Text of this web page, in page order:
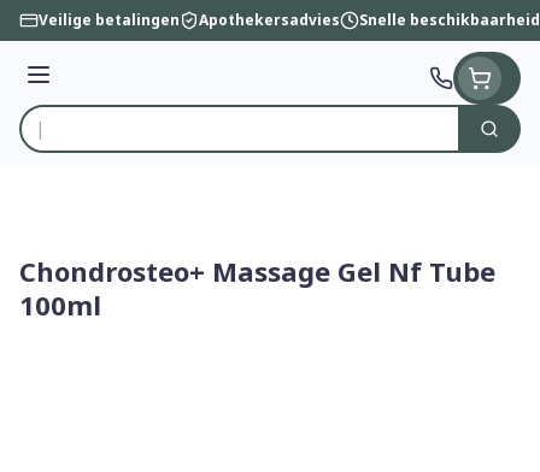
Ga naar de inhoud
Veilige betalingen Apothekersadvies Snelle beschikbaarheid
Menu
Product, merk, categorie...
Zoek
Chondrosteo+ Massage Gel Nf Tube
100ml